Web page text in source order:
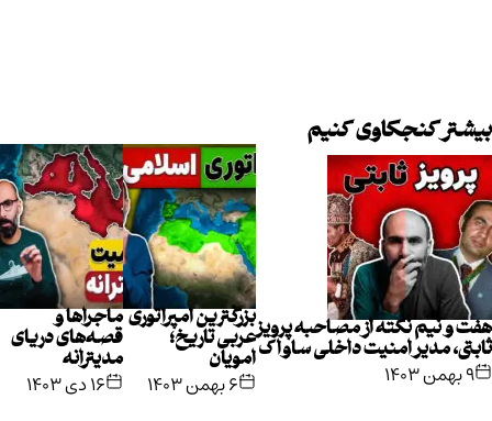
بیشتر کنجکاوی کنیم
هفت و نیم نکته از مصاحبه پرویز
ثابتی، مدیر امنیت داخلی ساواک
۹ بهمن ۱۴۰۳
بزرگترین امپراتوری
عربی تاریخ؛
امویان
۶ بهمن ۱۴۰۳
ماجراها و
قصه‌های دریای
مدیترانه
۱۶ دی ۱۴۰۳